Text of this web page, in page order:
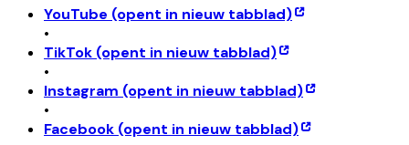
YouTube (opent in nieuw tabblad)
•
TikTok (opent in nieuw tabblad)
•
Instagram (opent in nieuw tabblad)
•
Facebook (opent in nieuw tabblad)